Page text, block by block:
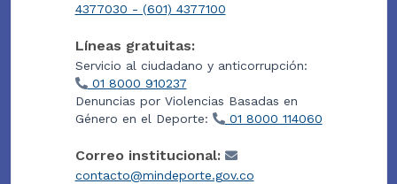
4377030 - (601) 4377100
Líneas gratuitas:
Servicio al ciudadano y anticorrupción:
01 8000 910237
Denuncias por Violencias Basadas en
Género en el Deporte:
01 8000 114060
Correo institucional:
contacto@mindeporte.gov.co